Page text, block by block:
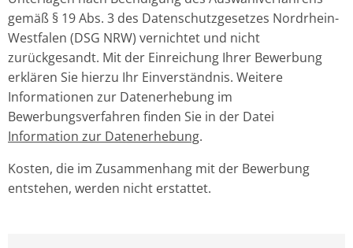
gemäß § 19 Abs. 3 des Datenschutzgesetzes Nordrhein-
Westfalen (DSG NRW) vernichtet und nicht
zurückgesandt. Mit der Einreichung Ihrer Bewerbung
erklären Sie hierzu Ihr Einverständnis. Weitere
Informationen zur Datenerhebung im
Bewerbungsverfahren finden Sie in der Datei
Information zur Datenerhebung.
Kosten, die im Zusammenhang mit der Bewerbung
entstehen, werden nicht erstattet.